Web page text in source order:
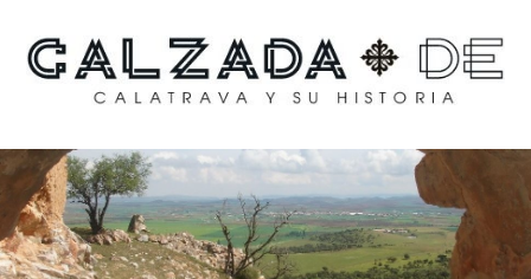
Calzada de Calatrava y
su historia